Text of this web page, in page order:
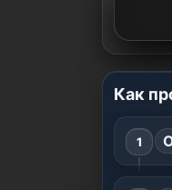
Как